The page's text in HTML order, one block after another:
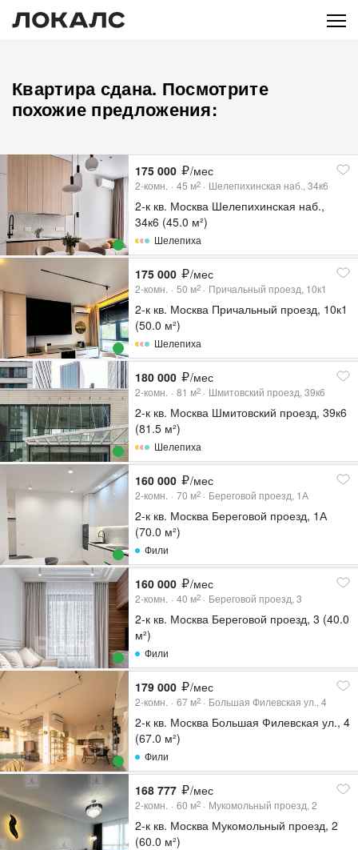
Квартира сдана. Посмотрите
похожие предложения:
175 000 /мес
2-комн. 45 м2 Шелепихинская наб., 34к6
2-к кв. Москва Шелепихинская наб.,
34к6 (45.0 м²)
Шелепиха
175 000 /мес
2-комн. 50 м2 Причальный проезд, 10к1
2-к кв. Москва Причальный проезд, 10к1
(50.0 м²)
Шелепиха
180 000 /мес
2-комн. 81 м2 Шмитовский проезд, 39к6
2-к кв. Москва Шмитовский проезд, 39к6
(81.5 м²)
Шелепиха
160 000 /мес
2-комн. 70 м2 Береговой проезд, 1А
2-к кв. Москва Береговой проезд, 1А
(70.0 м²)
Фили
160 000 /мес
2-комн. 40 м2 Береговой проезд, 3
2-к кв. Москва Береговой проезд, 3 (40.0
м²)
Фили
179 000 /мес
2-комн. 67 м2 Большая Филевская ул., 4
2-к кв. Москва Большая Филевская ул., 4
(67.0 м²)
Фили
168 777 /мес
2-комн. 60 м2 Мукомольный проезд, 2
2-к кв. Москва Мукомольный проезд, 2
(60.0 м²)